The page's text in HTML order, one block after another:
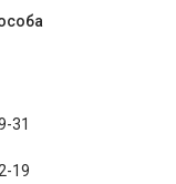
31
19